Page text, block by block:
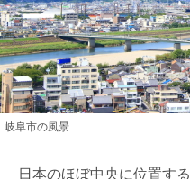
岐阜市の風景
日本のほぼ中央に位置する